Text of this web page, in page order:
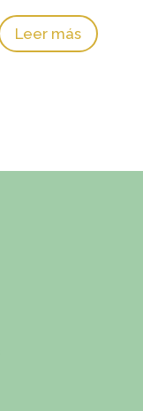
Leer más